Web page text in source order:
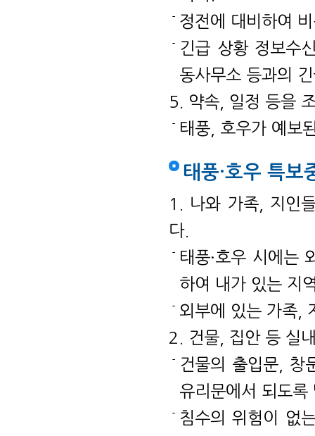
정전에 대비하여
긴급 상황 정보수
동사무소 등과의
5. 약속, 일정 등을
태풍, 호우가 예보
태풍·호우 특보
1. 나와 가족, 지인
다.
태풍·호우 시에는
하여 내가 있는 지
외부에 있는 가족,
2. 건물, 집안 등 실
건물의 출입문, 창
유리문에서 되도록
침수의 위험이 없